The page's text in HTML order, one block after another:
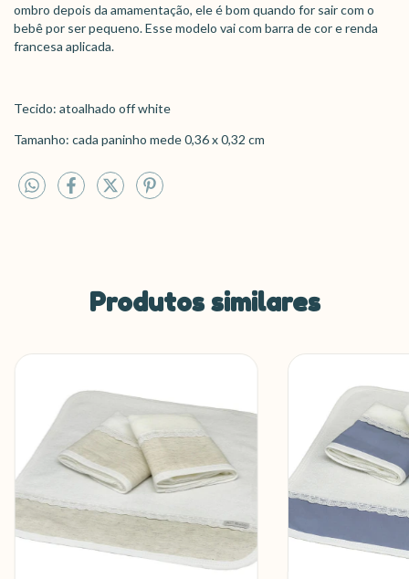
ombro depois da amamentação, ele é bom quando for sair com o
bebê por ser pequeno. Esse modelo vai com barra de cor e renda
francesa aplicada.
Tecido: atoalhado off white
Tamanho: cada paninho mede 0,36 x 0,32 cm
Produtos similares